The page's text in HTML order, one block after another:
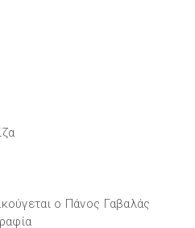
ο Πάνος Γαβαλάς